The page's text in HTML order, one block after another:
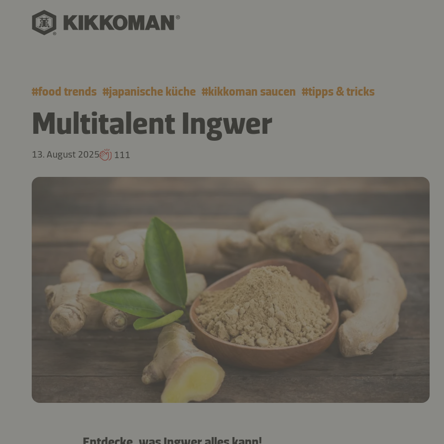
#food trends #japanische küche #kikkoman saucen #tipps & tricks
Multitalent Ingwer
13. August 2025 111